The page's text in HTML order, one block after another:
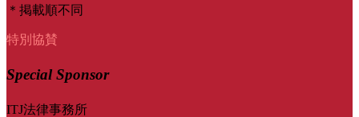
＊掲載順不同
特別協賛
Special Sponsor
ITJ法律事務所